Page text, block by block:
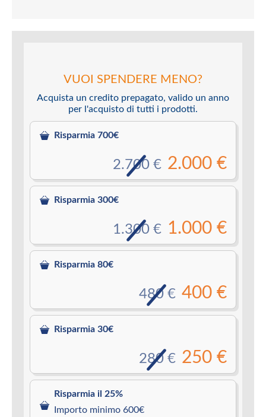
VUOI SPENDERE MENO?
Acquista un credito prepagato, valido un anno
per l'acquisto di tutti i prodotti.
Risparmia 700€
2.000 €
2.700 €
Risparmia 300€
1.000 €
1.300 €
Risparmia 80€
400 €
480 €
Risparmia 30€
250 €
280 €
Risparmia il 25%
Importo minimo 600€